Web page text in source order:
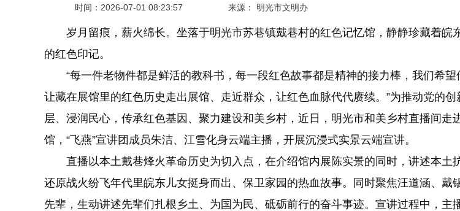
时间： 2026-07-01 08:23:57 来源： 明光市文明办
岁月留痕，薪火绵长。坐落于明光市苏巷镇戴巷村的红色记忆馆，静静珍藏着皖
的红色印记。
“每一件老物件都是鲜活的教科书，每一段红色故事都是精神的接力棒，我们希望
让藏在展馆里的红色历史走出展馆、走近群众，让红色血脉代代赓续。”为推动党的创
层、浸润民心，传承红色基因、聚力建设和美乡村，近日，明光市和美乡村直播间走
馆，“飞燕”宣讲团成员朱洁、江雪化身云端主播，开展沉浸式实景云端宣讲。
直播以本土戴巷烽火革命历史为切入点，在介绍馆内展陈实景的同时，讲述本土
还原战火纷飞年代里皖东儿女挺身而出、保卫家园的热血故事。同时聚焦汪道涵、戴
先辈，生动讲述先辈们扎根乡土、为国为民、砥砺前行的奋斗事迹。宣讲过程中，主